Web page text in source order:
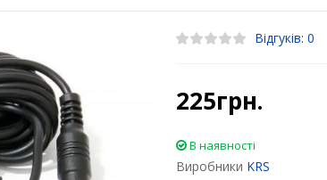
Відгуків: 0
225грн.
В наявності
Виробники KRS